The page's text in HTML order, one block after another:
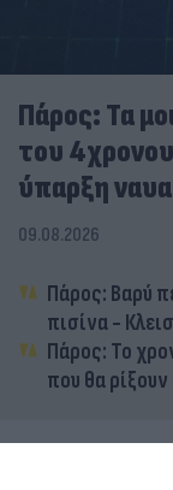
Πάρος: Τα
του
ύπαρξη
09.08.2026
Πάρος: Βαρύ
πισίνα -
Πάρος: Το
που θα